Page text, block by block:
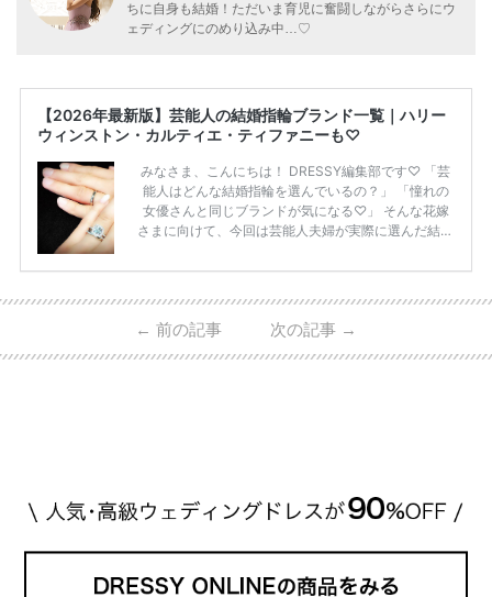
ちに自身も結婚！ただいま育児に奮闘しながらさらにウ
ェディングにのめり込み中…♡
【2026年最新版】芸能人の結婚指輪ブランド一覧｜ハリー
ウィンストン・カルティエ・ティファニーも♡
みなさま、こんにちは！ DRESSY編集部です♡ 「芸
能人はどんな結婚指輪を選んでいるの？」 「憧れの
女優さんと同じブランドが気になる♡」 そんな花嫁
さまに向けて、今回は芸能人夫婦が実際に選んだ結婚
ーウィンストンやカルティエ、ティファニーなど世界
日本で人気のブランドまで幅広くご紹介。 さらに、
・愛用している芸能人夫婦 ・リングの特徴や魅力 ・
← 前の記事 次の記事 →